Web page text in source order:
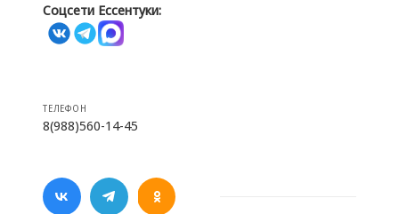
Соцсети Ессентуки:
ТЕЛЕФОН
8(988)560-14-45